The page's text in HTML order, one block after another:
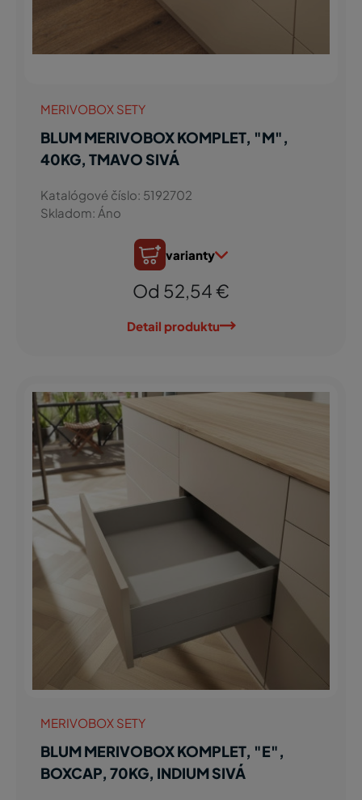
MERIVOBOX SETY
BLUM MERIVOBOX KOMPLET, "M",
40KG, TMAVO SIVÁ
Katalógové číslo: 5192702
Skladom: Áno
varianty
Od 52,54 €
Detail produktu
MERIVOBOX SETY
BLUM MERIVOBOX KOMPLET, "E",
BOXCAP, 70KG, INDIUM SIVÁ